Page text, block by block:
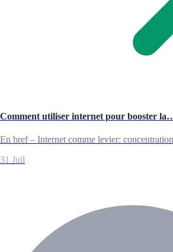
Comment utiliser internet pour booster
En bref – Internet comme levier:
31 Juil